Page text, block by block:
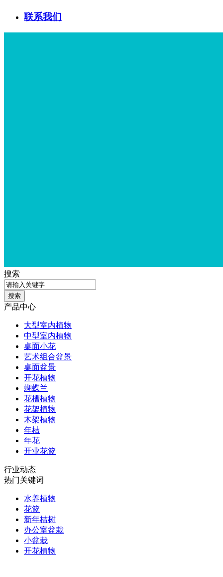
联系我们
搜索
产品中心
大型室内植物
中型室内植物
桌面小花
艺术组合盆景
桌面盆景
开花植物
蝴蝶兰
花槽植物
花架植物
木架植物
年桔
年花
开业花篮
行业动态
热门关键词
水养植物
花篮
新年桔树
办公室盆栽
小盆栽
开花植物